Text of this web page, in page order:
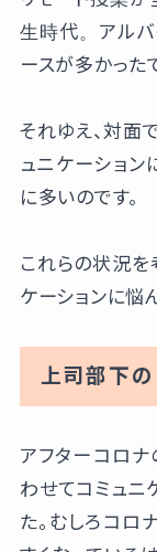
生時代。アル
ースが多かった
それゆえ、対面
ュニケーショ
に多いのです。
これらの状況を
ケーションに悩
上司部下
アフターコロ
わせてコミュニ
た。むしろコロ